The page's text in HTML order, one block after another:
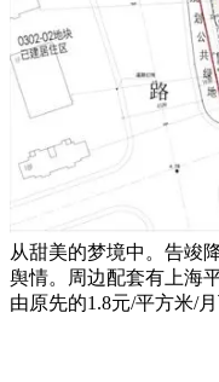
从甜美的梦境中。告竣
舆情。周边配套有上海
由原先的1.8元/平方米/